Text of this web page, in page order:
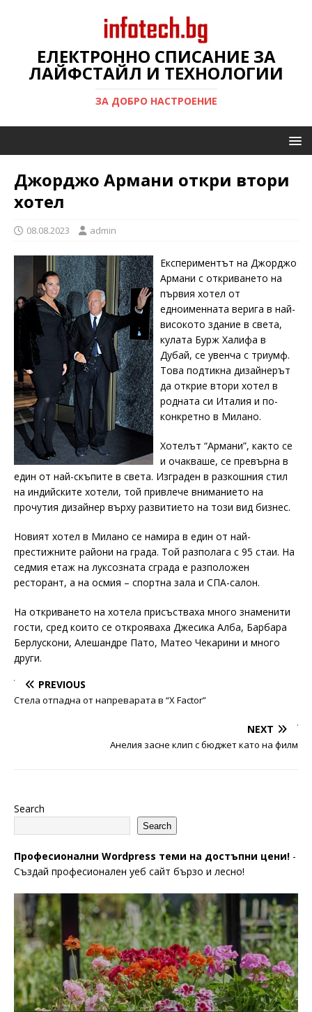
ЕЛЕКТРОННО СПИСАНИЕ ЗА
ЛАЙФСТАЙЛ И ТЕХНОЛОГИИ
ЗА ДОБРО НАСТРОЕНИЕ
Джорджо Армани откри втори
хотел
08.08.2023 admin
Експериментът на Джорджо
Армани с откриването на
първия хотел от
едноименната верига в най-
високото здание в света,
кулата Бурж Халифа в
Дубай, се увенча с триумф.
Това подтикна дизайнерът
да открие втори хотел в
родната си Италия и по-
конкретно в Милано.
Хотелът “Армани”, както се
и очакваше, се превърна в
един от най-скъпите в света. Изграден в разкошния стил
на индийските хотели, той привлече вниманието на
прочутия дизайнер върху развитието на този вид бизнес.
Новият хотел в Милано се намира в един от най-
престижните райони на града. Той разполага с 95 стаи. На
седмия етаж на луксозната сграда е разположен
ресторант, а на осмия – спортна зала и СПА-салон.
На откриването на хотела присъстваха много знаменити
гости, сред които се открояваха Джесика Алба, Барбара
Берлускони, Алешандре Пато, Матео Чекарини и много
други.
PREVIOUS
Стела отпадна от напреварата в “X Factor”
NEXT
Анелия засне клип с бюджет като на филм
Search
Search
Професионални Wordpress теми на достъпни цени! -
Създай професионален уеб сайт бързо и лесно!